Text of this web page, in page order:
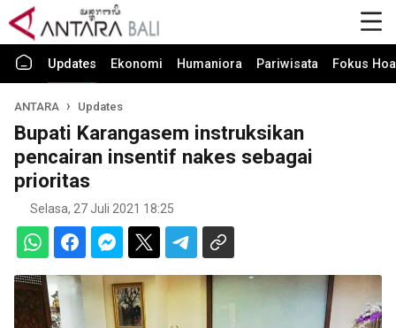
Updates Ekonomi Humaniora Pariwisata Fokus
ANTARA Updates
Bupati Karangasem instruksikan
pencairan insentif nakes sebagai
prioritas
Selasa, 27 Juli 2021 18:25